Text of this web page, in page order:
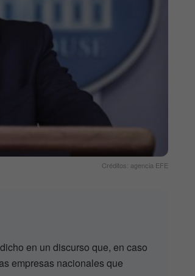
Créditos: agencia EFE
en un discurso que, en caso
empresas nacionales que